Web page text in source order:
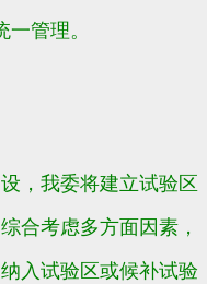
管理。
，我委将建立试验区
合考虑多方面因素，
入试验区或候补试验